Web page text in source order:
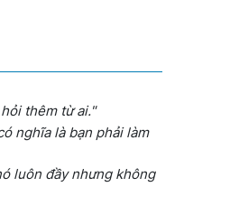
thêm từ ai."
nghĩa là bạn phải làm
luôn đầy nhưng không